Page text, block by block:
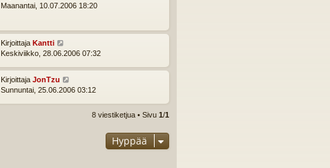
Maanantai, 10.07.2006 18:20
Kirjoittaja Kantti
Keskiviikko, 28.06.2006 07:32
Kirjoittaja JonTzu
Sunnuntai, 25.06.2006 03:12
8 viestiketjua • Sivu 1/1
Hyppää